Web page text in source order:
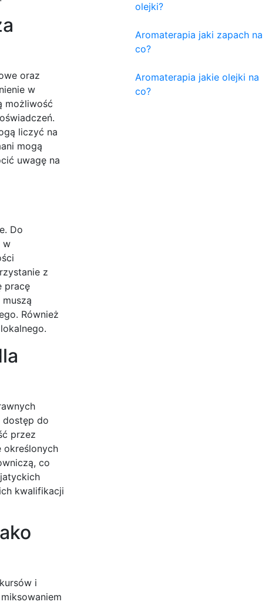
oraz
w
możliwość
liczyć na
mogą
uwagę na
Do
w
z
pracę
Również
dostęp do
przez
określonych
co
kwalifikacji
i
olejki?
Aromaterapia jaki zapach na
co?
Aromaterapia jakie olejki na
co?